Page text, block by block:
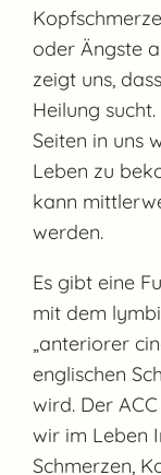
oder Ängste
zeigt uns,
Heilung
Seiten in uns
Leben zu
kann
werden.
Es gibt eine
mit dem
„anteriorer
englischen
wird. Der
wir im Leben
Schmerzen,